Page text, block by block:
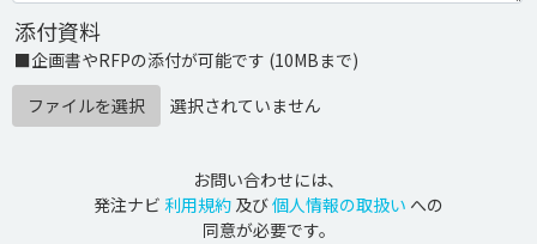
添付資料
■企画書やRFPの添付が可能です (10MBまで)
ファイルを選択
選択されていません
お問い合わせには、
発注ナビ 利用規約 及び個人情報の取扱い への
同意が必要です。